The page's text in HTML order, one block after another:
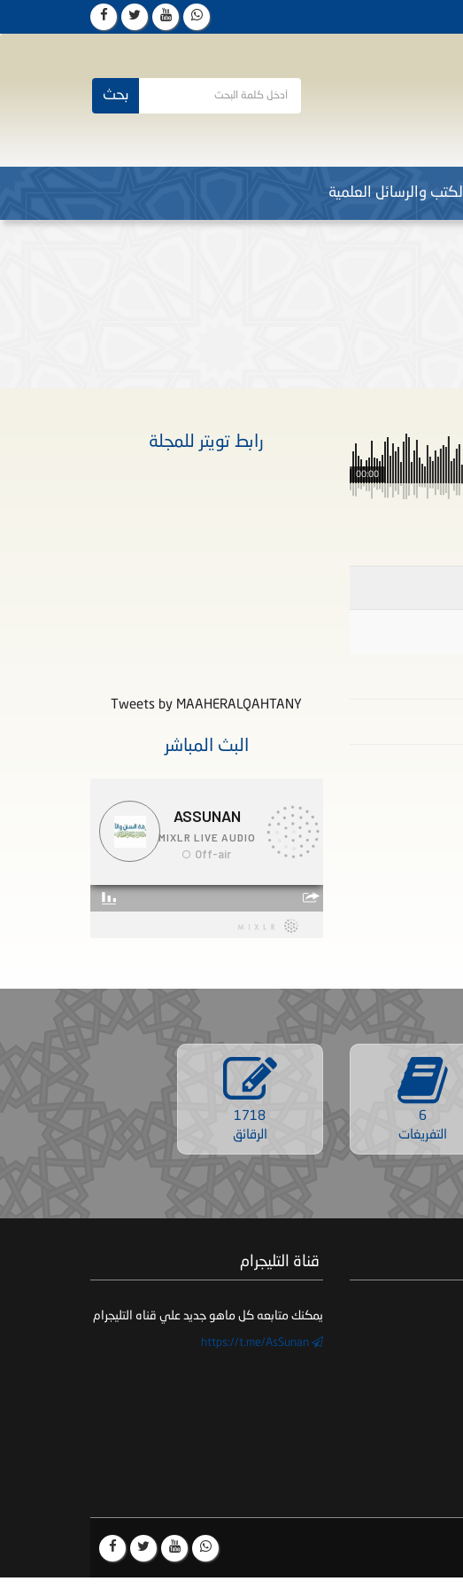
بحث
الكتب والرسائل العلمية
00:00
رابط تويتر للمجلة
Tweets by MAAHERALQAHTANY
البث المباشر
6
التفريغات
1718
الرقائق
‏ قناة التليجرام
يمكنك متابعه كل ماهو جديد علي قناه التليجرام
https://t.me/AsSunan